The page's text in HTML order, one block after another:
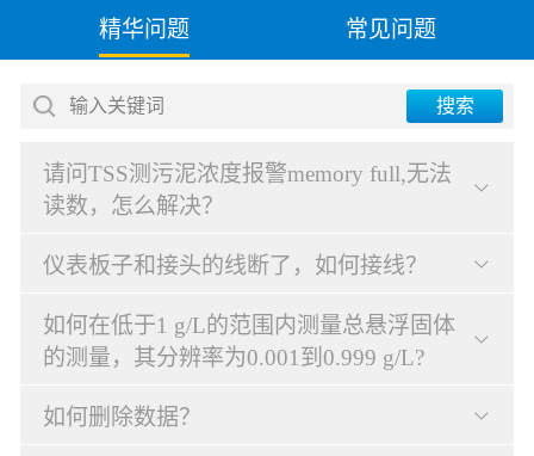
精华问题 常见问题
输入关键词 搜索
请问TSS测污泥浓度报警memory full,无法
读数，怎么解决？
仪表板子和接头的线断了，如何接线？
如何在低于1 g/L的范围内测量总悬浮固体
的测量，其分辨率为0.001到0.999 g/L?
如何删除数据？